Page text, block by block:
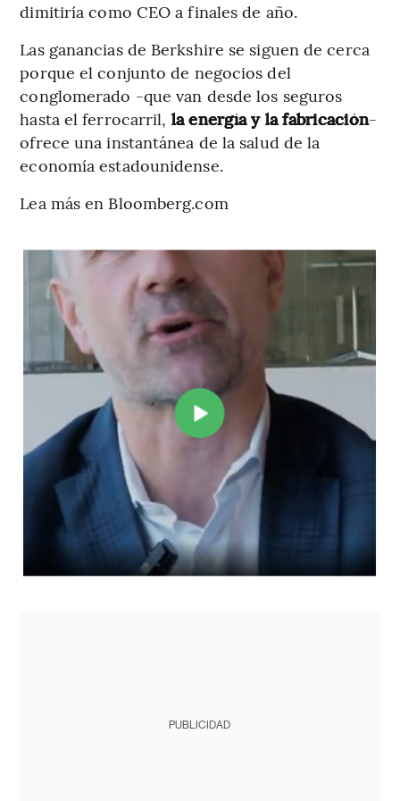
dimitiría como CEO a finales de año.
Las ganancias de Berkshire se siguen de cerca
porque el conjunto de negocios del
conglomerado -que van desde los seguros
hasta el ferrocarril, la energía y la fabricación-
ofrece una instantánea de la salud de la
economía estadounidense.
Lea más en Bloomberg.com
PUBLICIDAD